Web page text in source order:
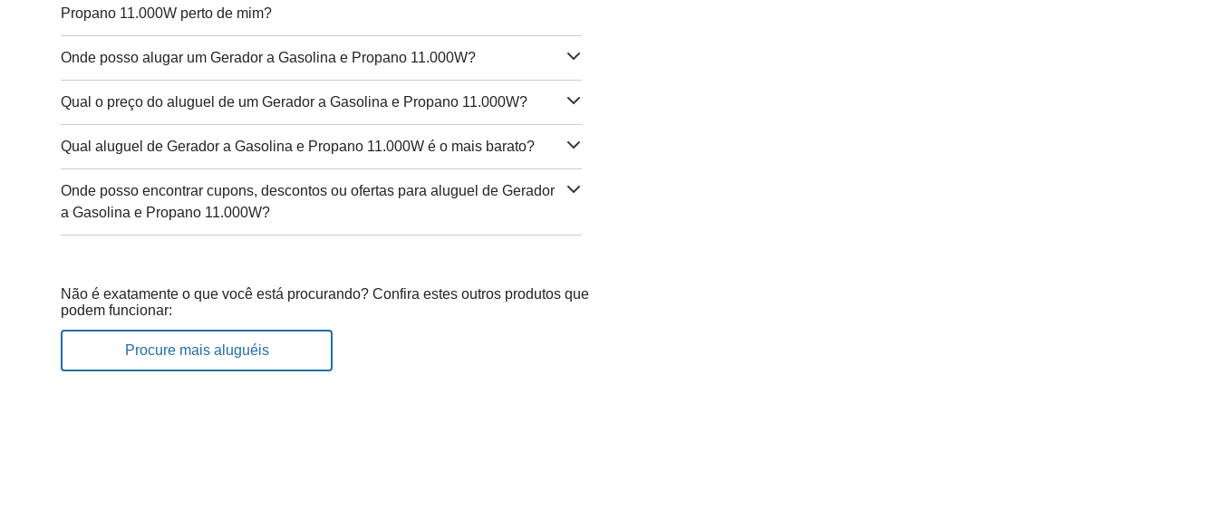
Propano 11.000W perto de mim?
Onde posso alugar um Gerador a Gasolina e Propano 11.000W?
Qual o preço do aluguel de um Gerador a Gasolina e Propano 11.000W?
Qual aluguel de Gerador a Gasolina e Propano 11.000W é o mais barato?
Onde posso encontrar cupons, descontos ou ofertas para aluguel de Gerador
a Gasolina e Propano 11.000W?
Não é exatamente o que você está procurando? Confira estes outros produtos que
podem funcionar:
Procure mais aluguéis